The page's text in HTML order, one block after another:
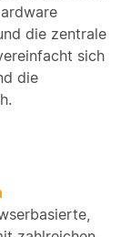
die zentrale
sich
die